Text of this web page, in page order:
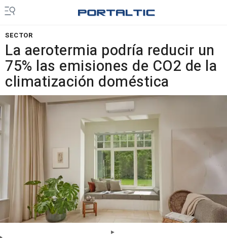
SECTOR
La aerotermia podría reducir un
75% las emisiones de CO2 de la
climatización doméstica